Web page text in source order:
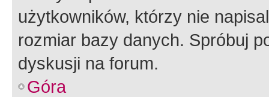
użytkowników, którzy nie
rozmiar bazy danych. Spróbuj
dyskusji na forum.
Góra